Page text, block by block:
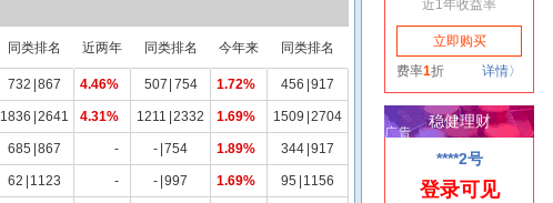
同类排名 近两年 同类排名 今年来 同类排名
732 867 4.46% 507 754 1.72% 456 917
1836 2641 4.31% 1211 2332 1.69% 1509 2704
685 867 - - 754 1.89% 344 917
62 1123 - - 997 1.69% 95 1156